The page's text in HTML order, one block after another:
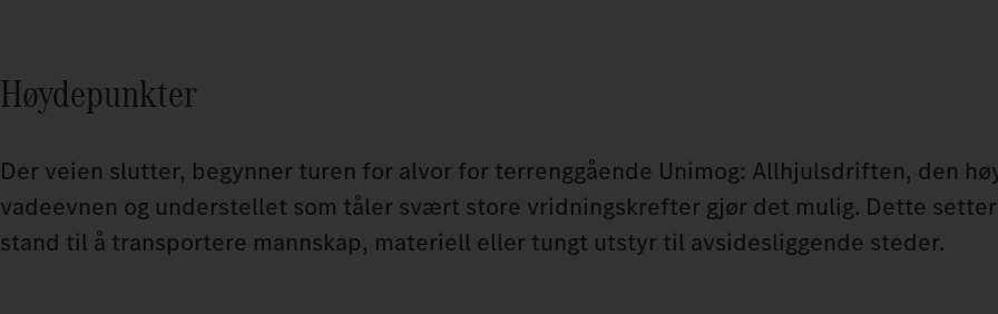
Høydepunkter
Der veien slutter, begynner turen for alvor for terrenggående Unimog: Allhjulsdriften, den
vadeevnen og understellet som tåler svært store vridningskrefter gjør det mulig. Dette
stand til å transportere mannskap, materiell eller tungt utstyr til avsidesliggende steder.